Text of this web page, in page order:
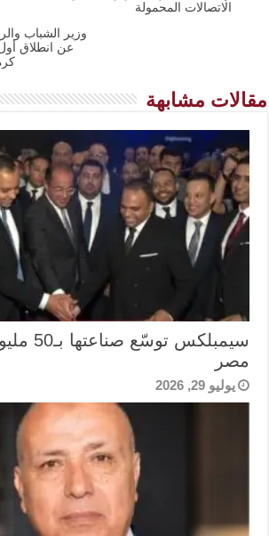
الاتصالات المحمولة
وزير الشباب
عن انطلاق
مقالات مشابهة
سيمبلكس
مصر
يوليو 29, 2026